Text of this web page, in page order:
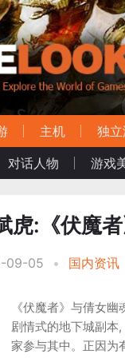
主机 独
对话人物 游戏
虎:《伏魔
09-05 • 国内资讯
《伏魔者》与倩女
剧情式的地下城副本
家参与其中。正因为